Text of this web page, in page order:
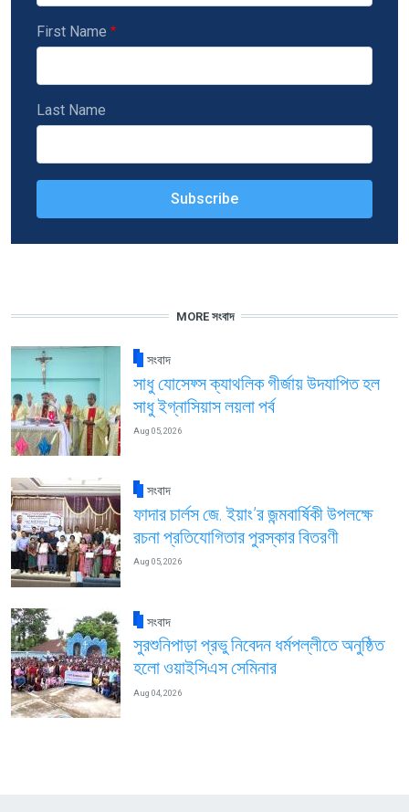
First Name
Last Name
MORE সংবাদ
সংবাদ
সাধু যোসেফ্স ক্যাথলিক গীর্জায় উদযাপিত হল
সাধু ইগ্নাসিয়াস লয়লা পর্ব
Aug 05, 2026
সংবাদ
ফাদার চার্লস জে. ইয়াং’র জন্মবার্ষিকী উপলক্ষে
রচনা প্রতিযোগিতার পুরস্কার বিতরণী
Aug 05, 2026
সংবাদ
সুরশুনিপাড়া প্রভু নিবেদন ধর্মপল্লীতে অনুষ্ঠিত
হলো ওয়াইসিএস সেমিনার
Aug 04, 2026